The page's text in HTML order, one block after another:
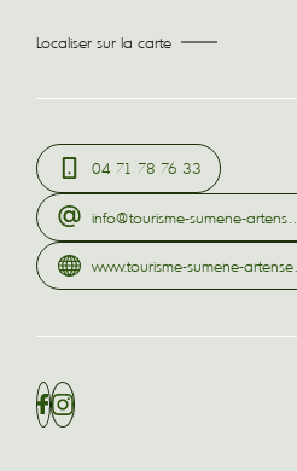
Localiser sur la carte
04 71 78 76 33